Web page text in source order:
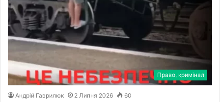
Право, кримінал
Андрій Гаврилюк 2 Липня 2026 60